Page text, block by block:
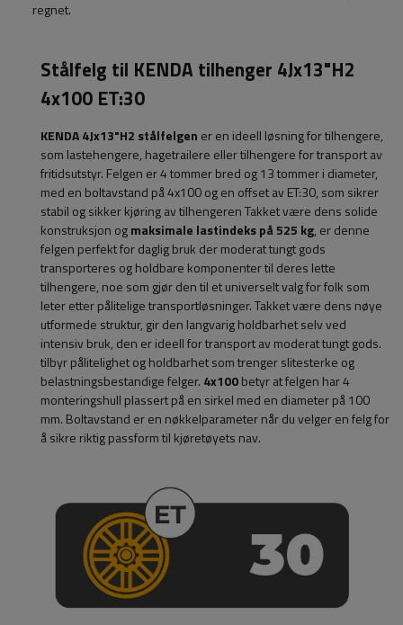
regnet.
Stålfelg til KENDA tilhenger 4Jx13"H2
4x100 ET:30
KENDA 4Jx13"H2 stålfelgen er en ideell løsning for tilhengere,
som lastehengere, hagetrailere eller tilhengere for transport av
fritidsutstyr. Felgen er 4 tommer bred og 13 tommer i diameter,
med en boltavstand på 4x100 og en offset av ET:30, som sikrer
stabil og sikker kjøring av tilhengeren Takket være dens solide
konstruksjon ogmaksimale lastindeks på 525 kg, er denne
felgen perfekt for daglig bruk der moderat tungt gods
transporteres og holdbare komponenter til deres lette
tilhengere, noe som gjør den til et universelt valg for folk som
leter etter pålitelige transportløsninger. Takket være dens nøye
utformede struktur, gir den langvarig holdbarhet selv ved
intensiv bruk, den er ideell for transport av moderat tungt gods.
tilbyr pålitelighet og holdbarhet som trenger slitesterke og
belastningsbestandige felger. 4x100betyr at felgen har 4
monteringshull plassert på en sirkel med en diameter på 100
mm. Boltavstand er en nøkkelparameter når du velger en felg for
å sikre riktig passform til kjøretøyets nav.